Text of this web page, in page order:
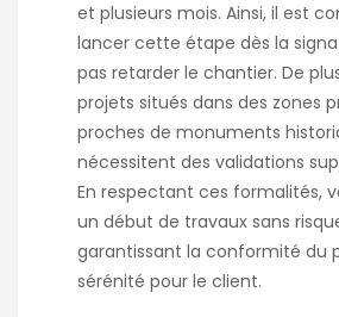
et plusieurs mois. Ainsi, il est
lancer cette étape dès la
pas retarder le chantier. De
projets situés dans des zones
proches de monuments
nécessitent des validations
En respectant ces formalités,
un début de travaux sans
garantissant la conformité du
sérénité pour le client.